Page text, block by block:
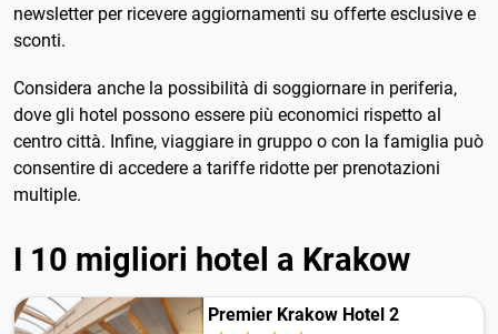
newsletter per ricevere aggiornamenti su offerte esclusive e
sconti.
Considera anche la possibilità di soggiornare in periferia,
dove gli hotel possono essere più economici rispetto al
centro città. Infine, viaggiare in gruppo o con la famiglia può
consentire di accedere a tariffe ridotte per prenotazioni
multiple.
I 10 migliori hotel a Krakow
Premier Krakow Hotel 2